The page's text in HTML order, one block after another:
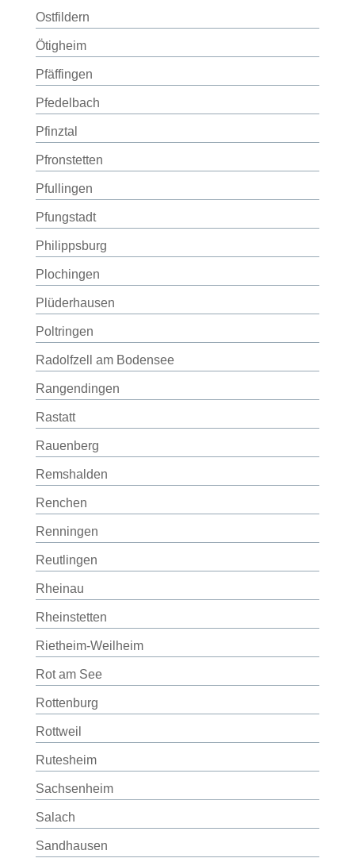
Ostfildern
Ötigheim
Pfäffingen
Pfedelbach
Pfinztal
Pfronstetten
Pfullingen
Pfungstadt
Philippsburg
Plochingen
Plüderhausen
Poltringen
Radolfzell am Bodensee
Rangendingen
Rastatt
Rauenberg
Remshalden
Renchen
Renningen
Reutlingen
Rheinau
Rheinstetten
Rietheim-Weilheim
Rot am See
Rottenburg
Rottweil
Rutesheim
Sachsenheim
Salach
Sandhausen